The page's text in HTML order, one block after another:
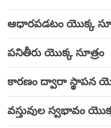
ఆధారపడటం యొక్క
పనితీరు యొక్క సూత్రం
కారణం ద్వారా స్థాపన
వస్తువుల స్వభావం